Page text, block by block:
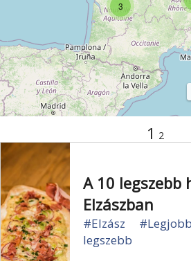
Szabadidőpark Sziget
Tavak Templom és
Természet
Üdülési kártya Vár és
Városnézés
3
1 2
A 10 legszebb
Elzászban
#Elzász
legszebb